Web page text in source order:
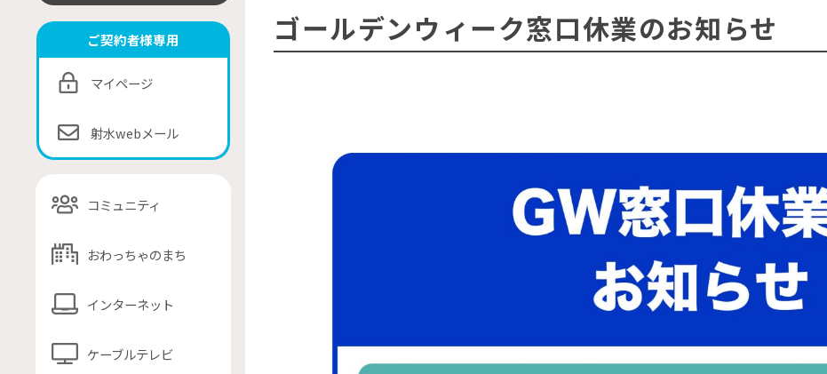
ご契約者様専用
マイページ
射水webメール
コミュニティ
おわっちゃのまち
インターネット
ケーブルテレビ
ゴールデンウィーク窓口休業のお知らせ